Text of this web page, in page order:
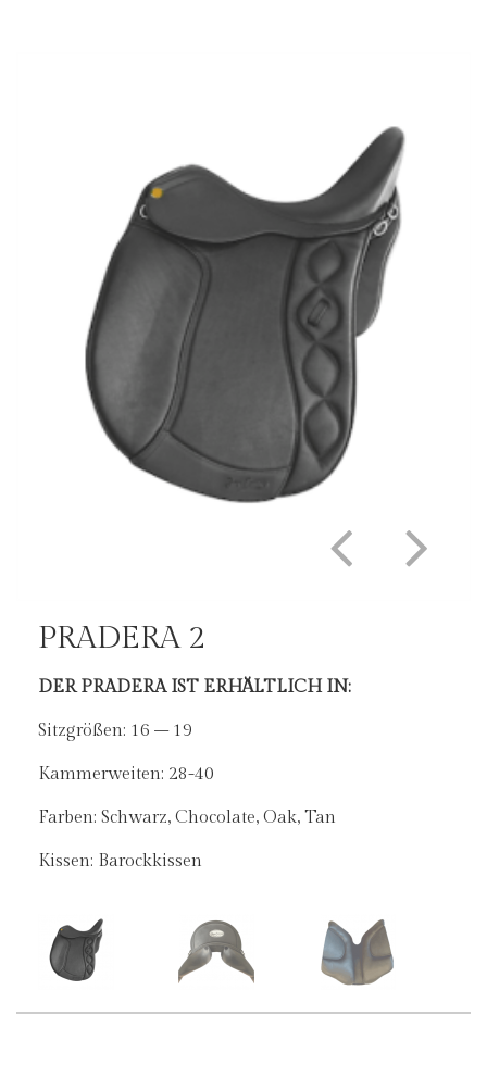
PRADERA 2
DER PRADERA IST ERHÄLTLICH IN:
Sitzgrößen: 16 – 19
Kammerweiten: 28-40
Farben: Schwarz, Chocolate, Oak, Tan
Kissen: Barockkissen
PRADERA 2
Die breiten Kissen verteilen das Reitergewicht auf